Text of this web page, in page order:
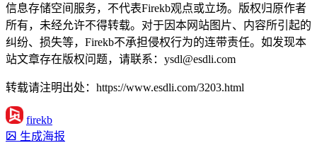
信息存储空间服务，不代表Firekb观点或立场。版权归原作者
所有，未经允许不得转载。对于因本网站图片、内容所引起的
纠纷、损失等，Firekb不承担侵权行为的连带责任。如发现本
站文章存在版权问题，请联系：ysdl@esdli.com
转载请注明出处：https://www.esdli.com/3203.html
firekb
生成海报